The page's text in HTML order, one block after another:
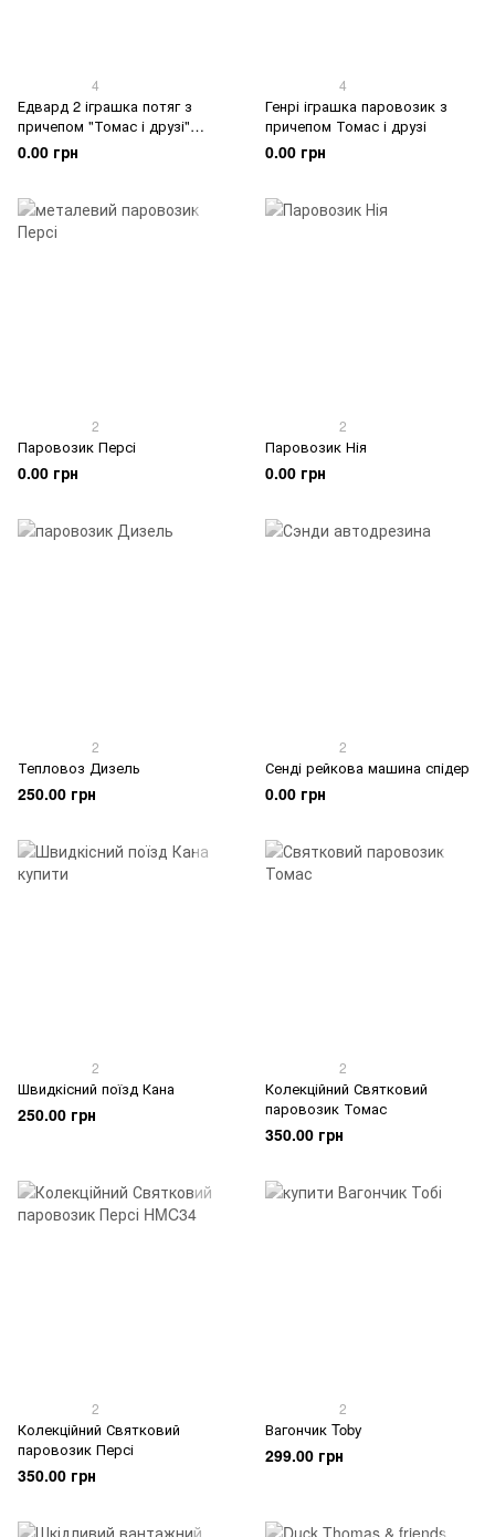
4
Едвард 2 іграшка потяг з
причепом "Томас і друзі"
HFX91-HTN29
0.00 грн
4
Генрі іграшка паровозик з
причепом Томас і друзі
0.00 грн
2
Паровозик Персі
0.00 грн
2
Паровозик Нія
0.00 грн
2
Тепловоз Дизель
250.00 грн
2
Сенді рейкова машина спідер
0.00 грн
2
Швидкісний поїзд Кана
250.00 грн
2
Колекційний Святковий
паровозик Томас
350.00 грн
2
Колекційний Святковий
паровозик Персі
350.00 грн
2
Вагончик Toby
299.00 грн